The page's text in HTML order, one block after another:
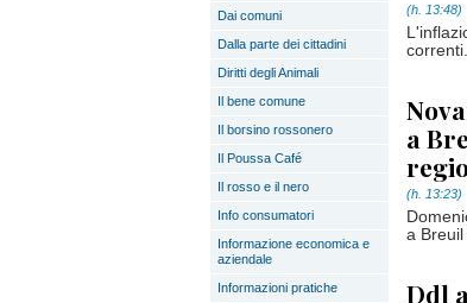
Dai comuni
Dalla parte dei cittadini
Diritti degli Animali
Il bene comune
Il borsino rossonero
Il Poussa Café
Il rosso e il nero
Info consumatori
Informazione economica e
aziendale
Informazioni pratiche
(h. 13:48)
a
(h. 13:23)
a
Ddl